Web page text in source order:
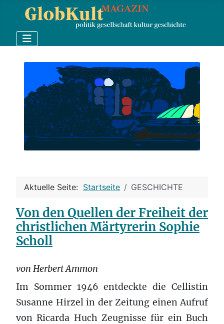
Aktuelle Seite: Startseite GESCHICHTE
Von den Quellen der Freiheit der
christlichen Märtyrerin Sophie
Scholl
von Herbert Ammon
Im Sommer 1946 entdeckte die Cellistin
Susanne Hirzel in der Zeitung einen Aufruf
von Ricarda Huch Zeugnisse für ein Buch